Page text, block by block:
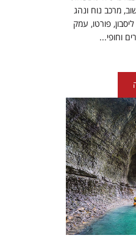
מרכב נוח ונהג
פורטו, עמק
וחופי...